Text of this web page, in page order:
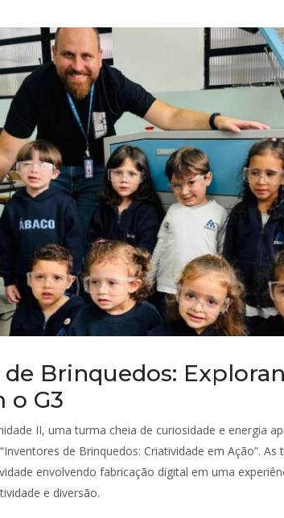
Brinquedos:
o G3
II, uma turma cheia de curiosidade e energia
de Brinquedos: Criatividade em Ação”.
envolvendo fabricação digital em uma
e diversão.